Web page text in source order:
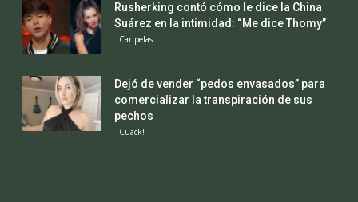
Rusherking contó cómo le dice la China
Suárez en la intimidad: “Me dice Thomy”
Caripelas
Dejó de vender “pedos envasados” para
comercializar la transpiración de sus
pechos
Cuack!